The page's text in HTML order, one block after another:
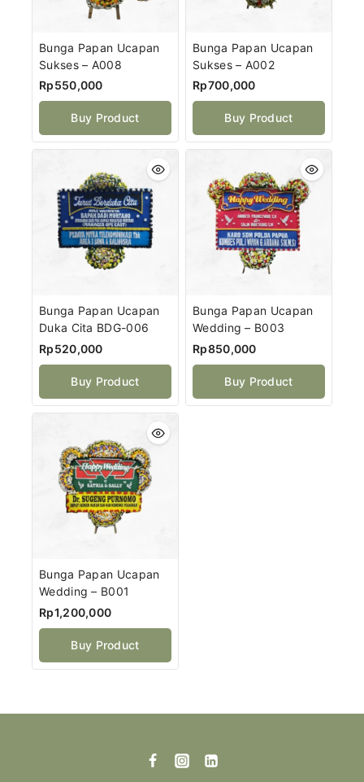
Bunga Papan Ucapan
Sukses – A008
Rp550,000
Buy Product
Bunga Papan Ucapan
Sukses – A002
Rp700,000
Buy Product
Bunga Papan Ucapan
Duka Cita BDG-006
Rp520,000
Buy Product
Bunga Papan Ucapan
Wedding – B003
Rp850,000
Buy Product
Bunga Papan Ucapan
Wedding – B001
Rp1,200,000
Buy Product